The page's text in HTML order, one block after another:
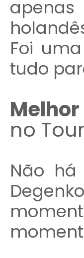
Foi
tudo
no Tour
Não